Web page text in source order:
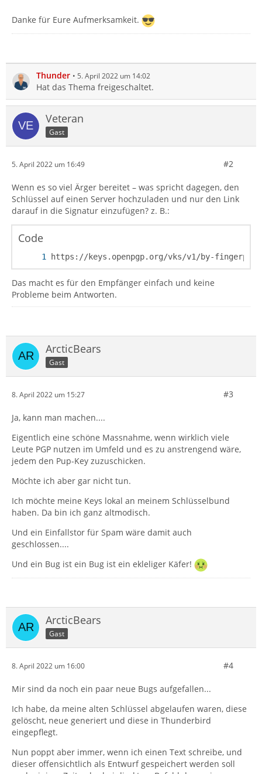
Danke für Eure Aufmerksamkeit.
Thunder 5. April 2022 um 14:02
Hat das Thema freigeschaltet.
Veteran
Gast
5. April 2022 um 16:49 #2
Wenn es so viel Ärger bereitet – was spricht dagegen, den
Schlüssel auf einen Server hochzuladen und nur den Link
darauf in die Signatur einzufügen? z. B.:
Code
https://keys.openpgp.org/vks/v1/by-fingerprint/
Das macht es für den Empfänger einfach und keine
Probleme beim Antworten.
ArcticBears
Gast
8. April 2022 um 15:27 #3
Ja, kann man machen....
Eigentlich eine schöne Massnahme, wenn wirklich viele
Leute PGP nutzen im Umfeld und es zu anstrengend wäre,
jedem den Pup-Key zuzuschicken.
Möchte ich aber gar nicht tun.
Ich möchte meine Keys lokal an meinem Schlüsselbund
haben. Da bin ich ganz altmodisch.
Und ein Einfallstor für Spam wäre damit auch
geschlossen....
Und ein Bug ist ein Bug ist ein ekleliger Käfer!
ArcticBears
Gast
8. April 2022 um 16:00 #4
Mir sind da noch ein paar neue Bugs aufgefallen...
Ich habe, da meine alten Schlüssel abgelaufen waren, diese
gelöscht, neue generiert und diese in Thunderbird
eingepflegt.
Nun poppt aber immer, wenn ich einen Text schreibe, und
dieser offensichtlich als Entwurf gespeichert werden soll